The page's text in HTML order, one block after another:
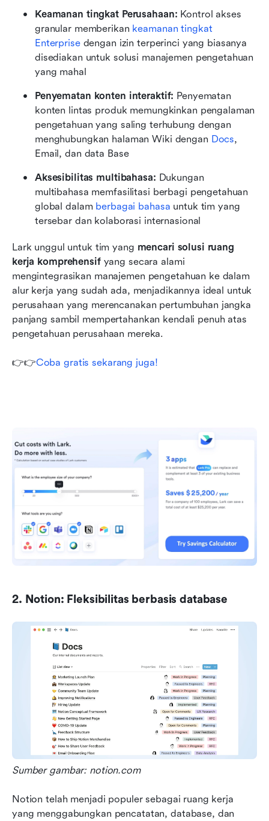
Keamanan tingkat Perusahaan: Kontrol akses
granular memberikan keamanan tingkat
Enterprise dengan izin terperinci yang biasanya
disediakan untuk solusi manajemen pengetahuan
yang mahal
Penyematan konten interaktif: Penyematan
konten lintas produk memungkinkan pengalaman
pengetahuan yang saling terhubung dengan
menghubungkan halaman Wiki dengan Docs,
Email, dan data Base
Aksesibilitas multibahasa: Dukungan
multibahasa memfasilitasi berbagi pengetahuan
global dalam berbagai bahasa untuk tim yang
tersebar dan kolaborasi internasional
Lark unggul untuk tim yang mencari solusi ruang
kerja komprehensif yang secara alami
mengintegrasikan manajemen pengetahuan ke dalam
alur kerja yang sudah ada, menjadikannya ideal untuk
perusahaan yang merencanakan pertumbuhan jangka
panjang sambil mempertahankan kendali penuh atas
pengetahuan perusahaan mereka.
👉👉Coba gratis sekarang juga!
2. Notion: Fleksibilitas berbasis database
Sumber gambar: notion.com
Notion telah menjadi populer sebagai ruang kerja
yang menggabungkan pencatatan, database, dan